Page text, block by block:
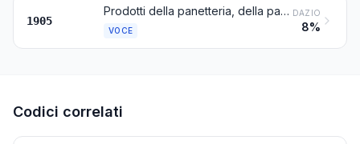
1905
Prodotti della panetteria, della pasticceria o della biscotteria, anche con aggiunta di cacao; ostie, capsule vuote dei tipi utilizzati per medicamenti, ostie per sigilli, paste in sfoglie essiccate di farina, di amido o di fecola e prodotti simili
VOCE
DAZIO
8%
Codici correlati